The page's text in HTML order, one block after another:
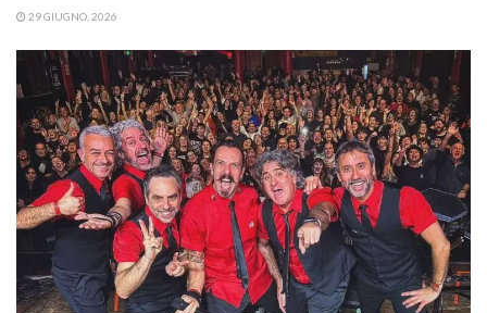
29 GIUGNO, 2026